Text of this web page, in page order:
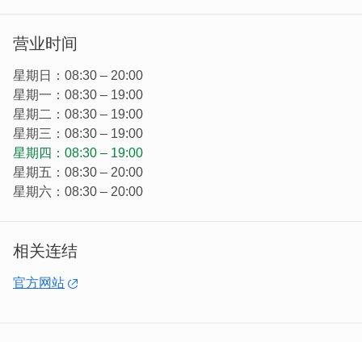
营业时间
星期日：08:30 – 20:00
星期一：08:30 – 19:00
星期二：08:30 – 19:00
星期三：08:30 – 19:00
星期四：08:30 – 19:00
星期五：08:30 – 20:00
星期六：08:30 – 20:00
相关连结
官方网站